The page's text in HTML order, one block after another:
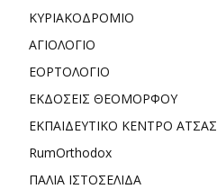
ΚΥΡΙΑΚΟΔΡΟΜΙΟ
ΑΓΙΟΛΟΓΙΟ
ΕΟΡΤΟΛΟΓΙΟ
ΕΚΔΟΣΕΙΣ ΘΕΟΜΟΡΦΟΥ
ΕΚΠΑΙΔΕΥΤΙΚΟ ΚΕΝΤΡΟ ΑΤΣΑΣ
RumOrthodox
ΠΑΛΙΑ ΙΣΤΟΣΕΛΙΔΑ